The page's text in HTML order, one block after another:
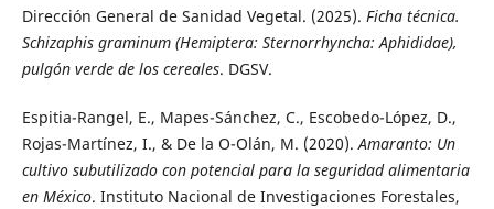
Dirección General de Sanidad Vegetal. (2025). Ficha técnica.
Schizaphis graminum (Hemiptera: Sternorrhyncha: Aphididae),
pulgón verde de los cereales. DGSV.
Espitia-Rangel, E., Mapes-Sánchez, C., Escobedo-López, D.,
Rojas-Martínez, I., & De la O-Olán, M. (2020).Amaranto: Un
cultivo subutilizado con potencial para la seguridad alimentaria
en México. Instituto Nacional de Investigaciones Forestales,